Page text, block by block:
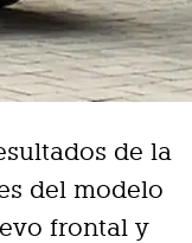
de la
del modelo
frontal y